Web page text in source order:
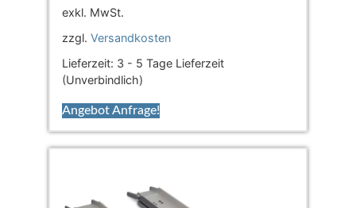
exkl. MwSt.
zzgl. Versandkosten
Lieferzeit: 3 - 5 Tage Lieferzeit
(Unverbindlich)
Angebot Anfrage!